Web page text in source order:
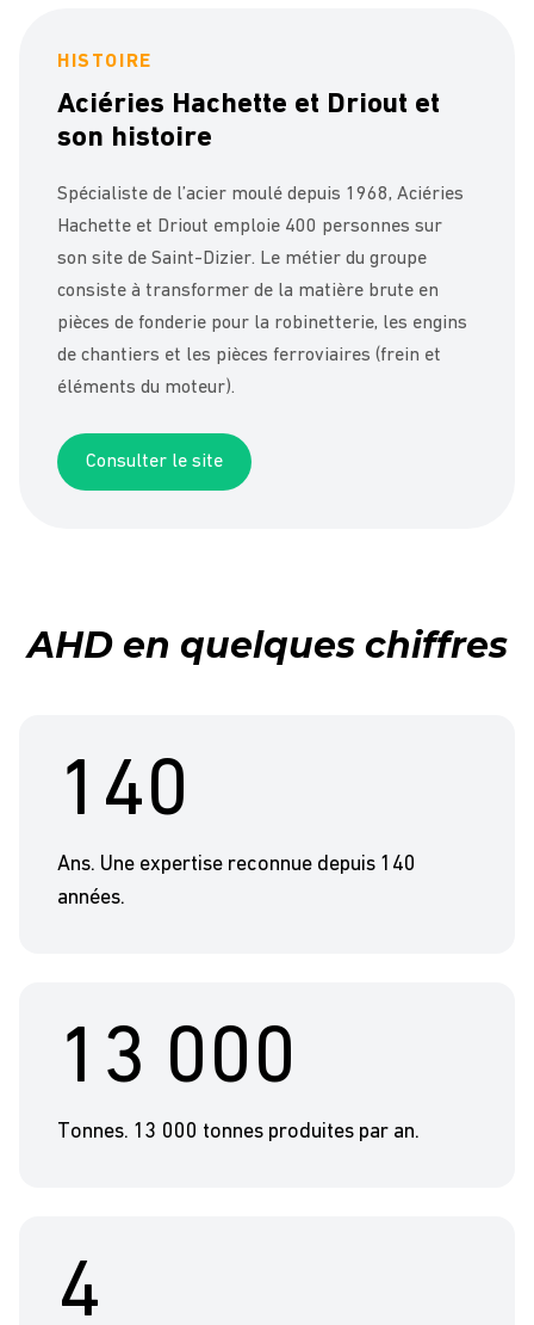
HISTOIRE
Aciéries Hachette et Driout et
son histoire
Spécialiste de l’acier moulé depuis 1968, Aciéries
Hachette et Driout emploie 400 personnes sur
son site de Saint-Dizier. Le métier du groupe
consiste à transformer de la matière brute en
pièces de fonderie pour la robinetterie, les engins
de chantiers et les pièces ferroviaires (frein et
éléments du moteur).
Consulter le site
AHD en quelques chiffres
140
Ans. Une expertise reconnue depuis 140
années.
13 000
Tonnes. 13 000 tonnes produites par an.
4